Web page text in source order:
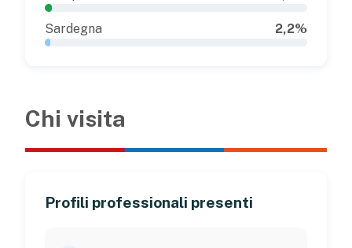
Sardegna 2,2%
Chi visita
Profili professionali presenti